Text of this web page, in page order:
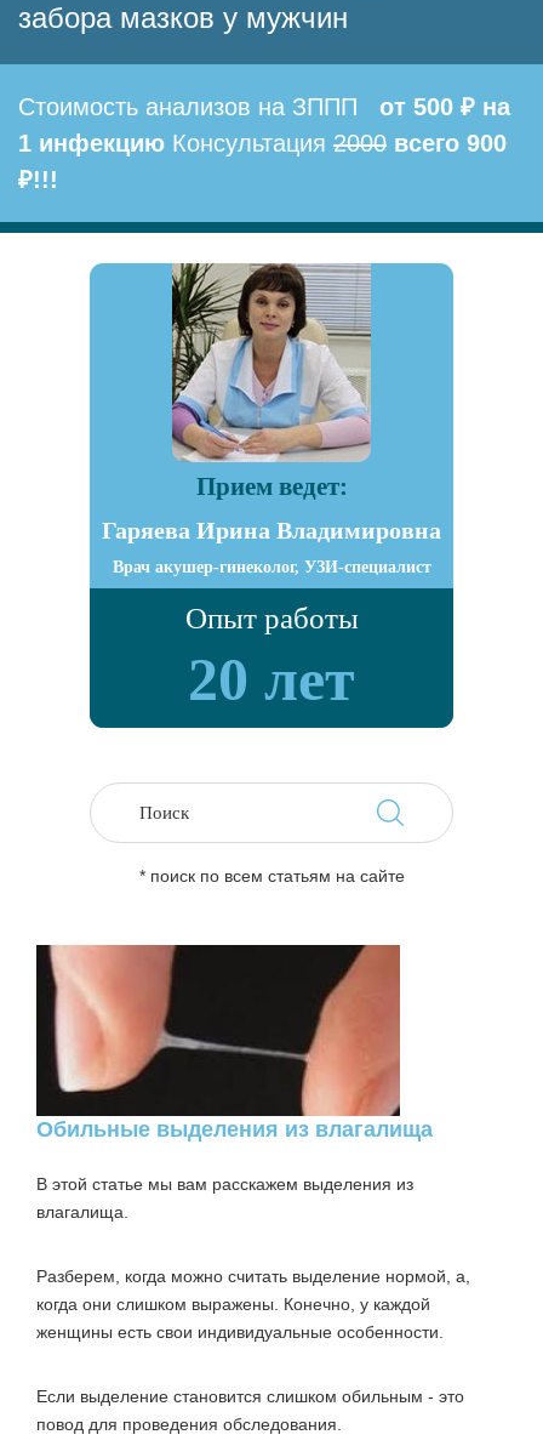
забора мазков у мужчин
Стоимость анализов на ЗППП
от 500 ₽ на
1 инфекцию Консультация 2000 всего 900
₽!!!
Прием ведет:
Гаряева Ирина Владимировна
Врач акушер-гинеколог, УЗИ-специалист
Опыт работы
20 лет
* поиск по всем статьям на сайте
Обильные выделения из влагалища
В этой статье мы вам расскажем выделения из
влагалища.
Разберем, когда можно считать выделение нормой, а,
когда они слишком выражены. Конечно, у каждой
женщины есть свои индивидуальные особенности.
Если выделение становится слишком обильным - это
повод для проведения обследования.